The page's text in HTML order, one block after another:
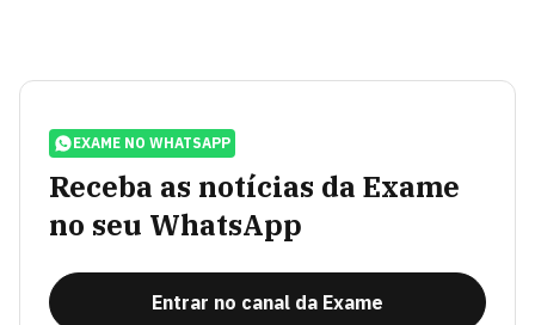
EXAME NO WHATSAPP
Receba as notícias da Exame
no seu WhatsApp
Entrar no canal da Exame